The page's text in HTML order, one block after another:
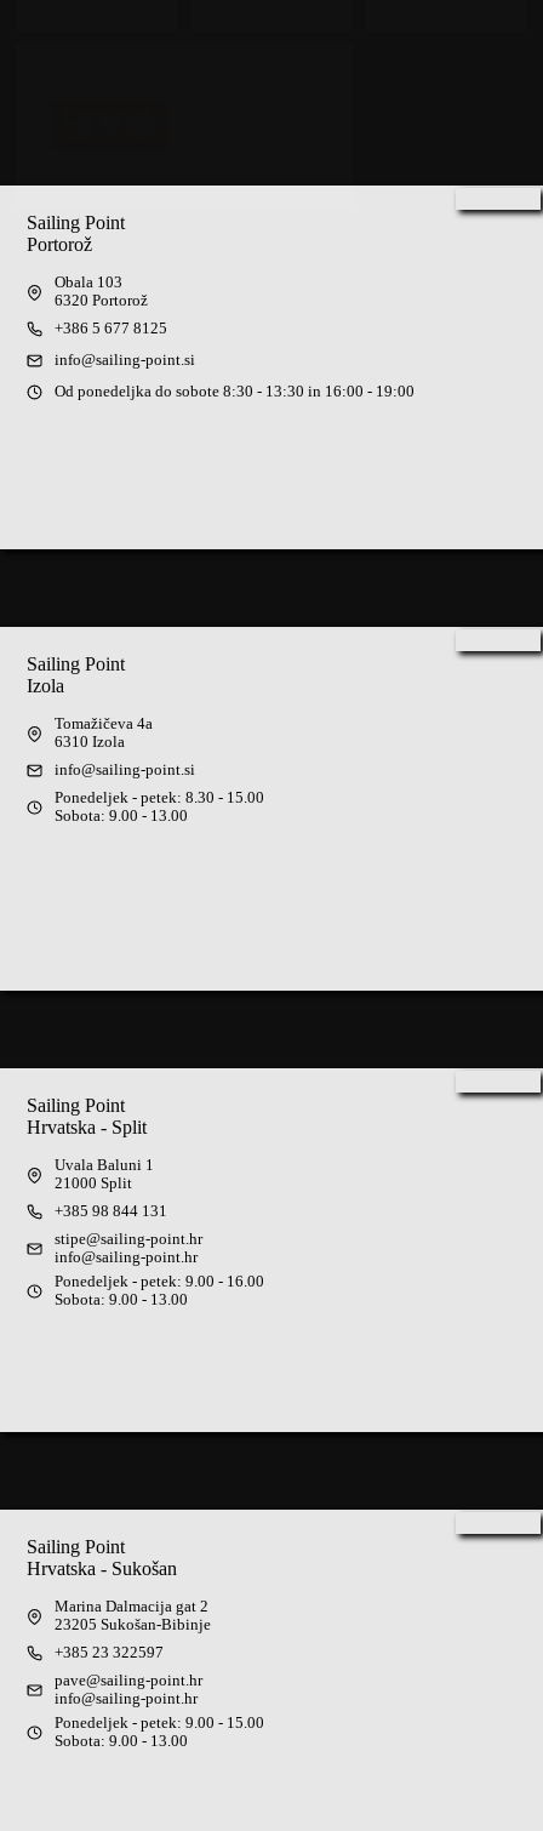
Sailing Point
Portorož
Obala 103
6320 Portorož
+386 5 677 8125
info@sailing-point.si
Od ponedeljka do sobote 8:30 - 13:30 in 16:00 - 19:00
Sailing Point
Izola
Tomažičeva 4a
6310 Izola
info@sailing-point.si
Ponedeljek - petek: 8.30 - 15.00
Sobota: 9.00 - 13.00
Sailing Point
Hrvatska - Split
Uvala Baluni 1
21000 Split
+385 98 844 131
stipe@sailing-point.hr
info@sailing-point.hr
Ponedeljek - petek: 9.00 - 16.00
Sobota: 9.00 - 13.00
Sailing Point
Hrvatska - Sukošan
Marina Dalmacija gat 2
23205 Sukošan-Bibinje
+385 23 322597
pave@sailing-point.hr
info@sailing-point.hr
Ponedeljek - petek: 9.00 - 15.00
Sobota: 9.00 - 13.00